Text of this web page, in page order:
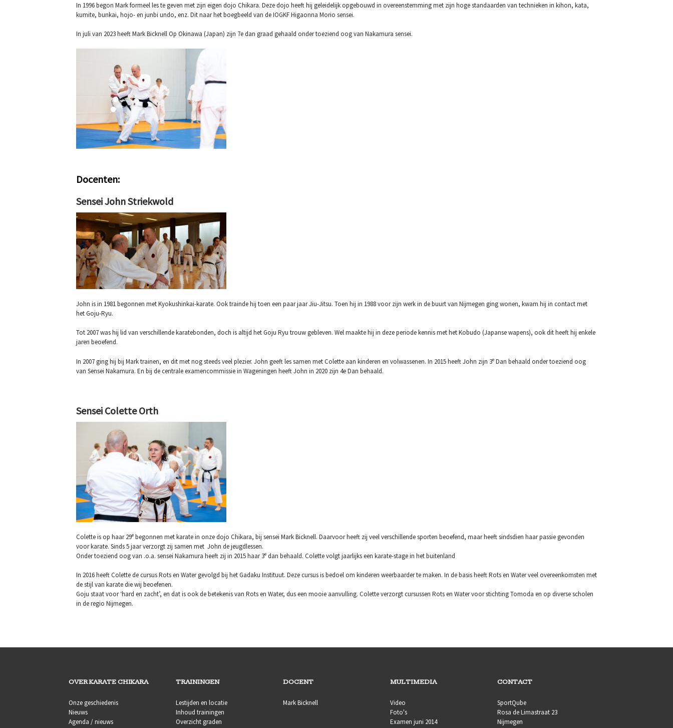
In 1996 begon Mark formeel les te geven met zijn eigen dojo Chikara. Deze dojo heeft hij geleidelijk opgebouwd in overeenstemming met zijn hoge standaarden van technieken in kihon, kata,
kumite, bunkai, hojo- en junbi undo, enz. Dit naar het boegbeeld van de IOGKF Higaonna Morio sensei.
In juli van 2023 heeft Mark Bicknell Op Okinawa (Japan) zijn 7e dan graad gehaald onder toeziend oog van Nakamura sensei.
Docenten:
Sensei John Striekwold
John is in 1981 begonnen met Kyokushinkai-karate. Ook trainde hij toen een paar jaar Jiu-Jitsu. Toen hij in 1988 voor zijn werk in de buurt van Nijmegen ging wonen, kwam hij in contact met
het Goju-Ryu.
Tot 2007 was hij lid van verschillende karatebonden, doch is altijd het Goju Ryu trouw gebleven. Wel maakte hij in deze periode kennis met het Kobudo (Japanse wapens), ook dit heeft hij enkele
jaren beoefend.
In 2007 ging hij bij Mark trainen, en dit met nog steeds veel plezier. John geeft les samen met Colette aan kinderen en volwassenen. In 2015 heeft John zijn 3e Dan behaald onder toeziend oog
van Sensei Nakamura. En bij de centrale examencommissie in Wageningen heeft John in 2020 zijn 4e Dan behaald.
Sensei Colette Orth
Colette is op haar 29e begonnen met karate in onze dojo Chikara, bij sensei Mark Bicknell. Daarvoor heeft zij veel verschillende sporten beoefend, maar heeft sindsdien haar passie gevonden
voor karate. Sinds 5 jaar verzorgt zij samen met John de jeugdlessen.
Onder toeziend oog van .o.a. sensei Nakamura heeft zij in 2015 haar 3e dan behaald. Colette volgt jaarlijks een karate-stage in het buitenland
In 2016 heeft Colette de cursus Rots en Water gevolgd bij het Gadaku Instituut. Deze cursus is bedoel om kinderen weerbaarder te maken. In de basis heeft Rots en Water veel overeenkomsten met
de stijl van karate die wij beoefenen.
Goju staat voor ‘hard en zacht’, en dat is ook de betekenis van Rots en Water, dus een mooie aanvulling. Colette verzorgt cursussen Rots en Water voor stichting Tomoda en op diverse scholen
in de regio Nijmegen.
OVER KARATE CHIKARA
Onze geschiedenis
Nieuws
Agenda / nieuws
TRAININGEN
Lestijden en locatie
Inhoud trainingen
Overzicht graden
DOCENT
Mark Bicknell
MULTIMEDIA
Video
Foto's
Examen juni 2014
CONTACT
SportQube
Rosa de Limastraat 23
Nijmegen